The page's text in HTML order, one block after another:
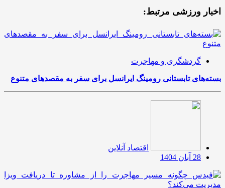
اخبار ورزشی مرتبط:
گردشگری و مهاجرت
بسته‌های تابستانی رومینگ ایرانسل برای سفر به مقصدهای متنوع
اقتصاد آنلاین
28 آبان 1404